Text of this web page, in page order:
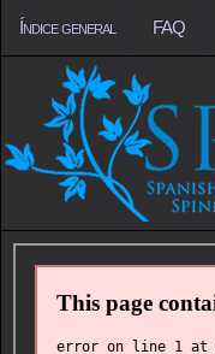
Índice general FAQ